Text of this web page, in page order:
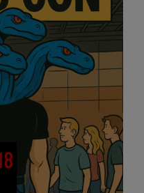
und günstige
Sommer